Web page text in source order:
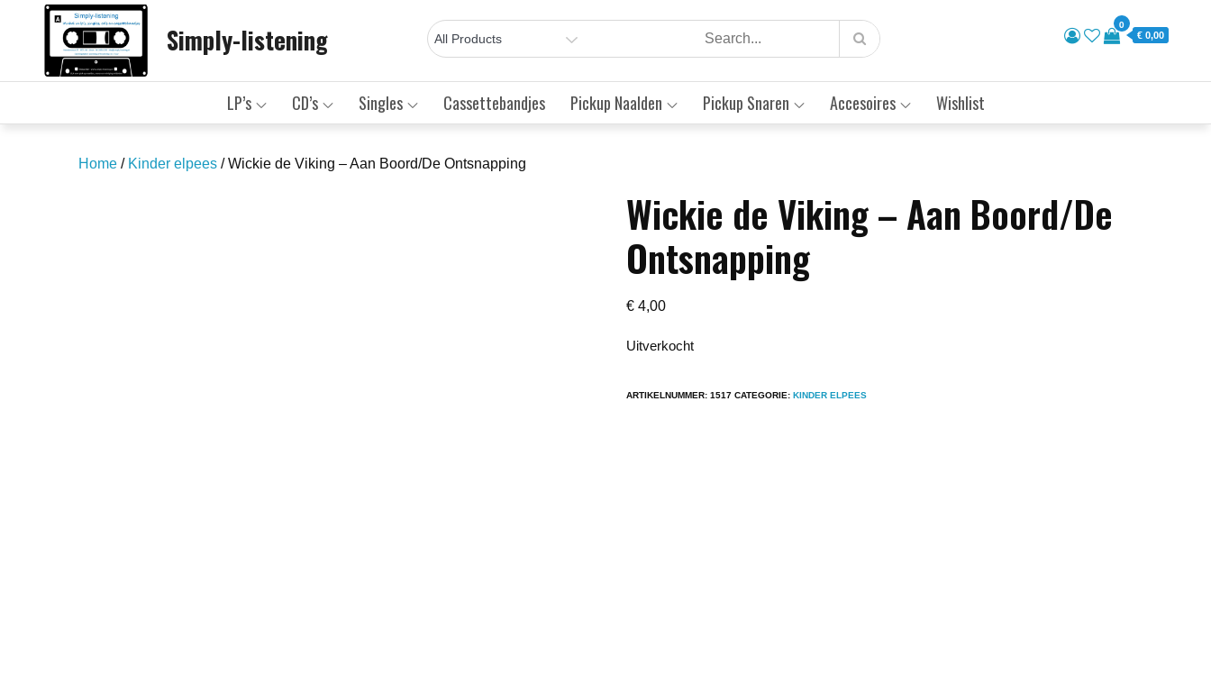
Simply-listening 0
€ 0,00
LP’s CD’s Singles Cassettebandjes Pickup Naalden Pickup Snaren Accesoires Wishlist
Home / Kinder elpees / Wickie de Viking – Aan Boord/De Ontsnapping
Wickie de Viking – Aan Boord/De
Ontsnapping
€ 4,00
Uitverkocht
ARTIKELNUMMER:1517 CATEGORIE:KINDER ELPEES